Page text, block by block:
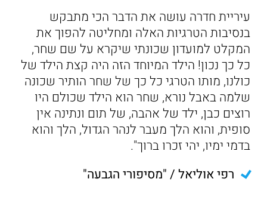
עיריית חדרה עושה את הדבר הכי מתבקש
בנסיבות הטרגיות האלה ומחליטה להפוך את
המקלט למועדון שכונתי שיקרא על שם שחר,
כל כך נכון! הילד המיוחד הזה היה קצת הילד של
כולנו, מותו הטרגי כל כך של שחר הותיר שכונה
שלמה באבל נורא, שחר הוא הילד שכולם היו
רוצים כבן, ילד של אהבה, של תום ונתינה אין
סופית, והוא הלך מעבר לנהר הגדול, הלך והוא
בדמי ימיו, יהי זכרו ברוך".
רפי אוליאל / "מסיפורי הגבעה"